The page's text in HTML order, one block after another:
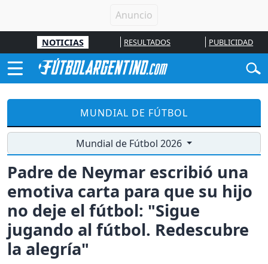
NOTICIAS RESULTADOS PUBLICIDAD
MUNDIAL DE FÚTBOL
Mundial de Fútbol 2026
Padre de Neymar escribió una
emotiva carta para que su hijo
no deje el fútbol: "Sigue
jugando al fútbol. Redescubre
la alegría"